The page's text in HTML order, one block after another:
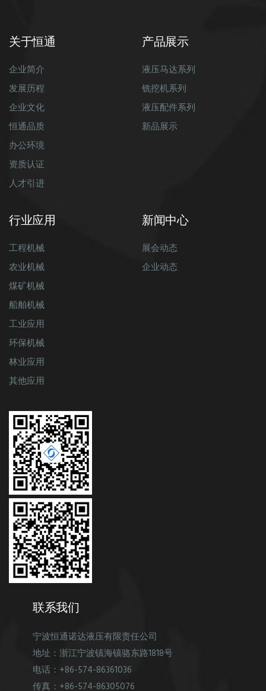
关于恒通
企业简介
发展历程
企业文化
恒通品质
办公环境
资质认证
人才引进
产品展示
液压马达系列
铣挖机系列
液压配件系列
新品展示
行业应用
工程机械
农业机械
煤矿机械
船舶机械
工业应用
环保机械
林业应用
其他应用
新闻中心
展会动态
企业动态
联系我们
宁波恒通诺达液压有限责任公司
地址：浙江宁波镇海镇骆东路1818号
电话：+86-574-86361036
传真：+86-574-86305076